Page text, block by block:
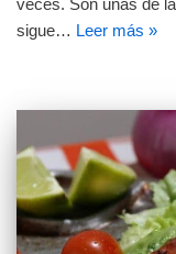
sigue… Leer más »